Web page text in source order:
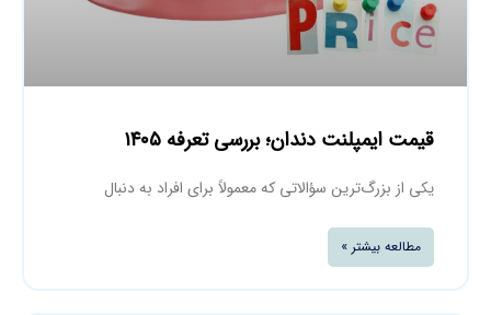
قیمت ایمپلنت دندان؛ بررسی تعرفه ۱۴۰۵
یکی از بزرگ‌ترین سؤالاتی که معمولاً برای افراد به دنبال
مطالعه بیشتر »